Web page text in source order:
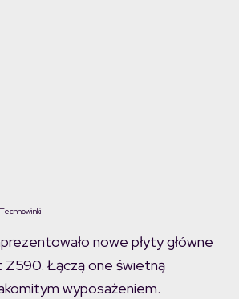
Technowinki
nowe płyty główne
Łączą one świetną
wyposażeniem.